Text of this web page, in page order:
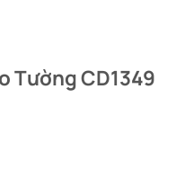
Tường CD1349